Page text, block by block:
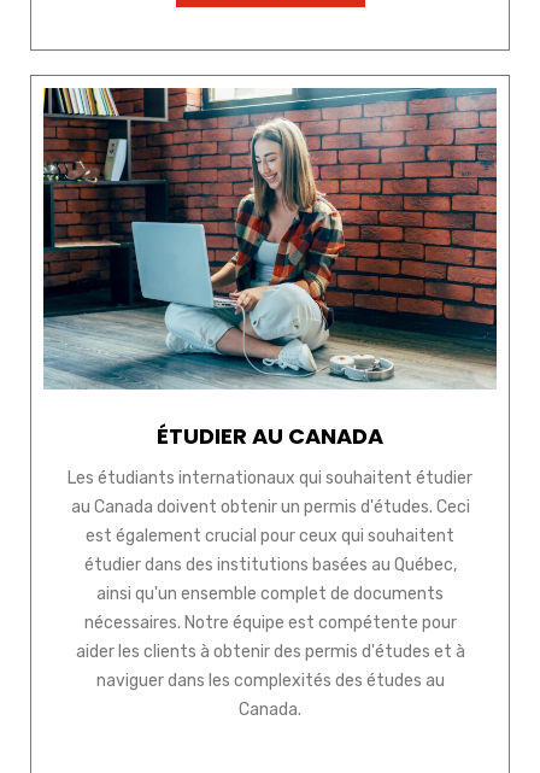
ÉTUDIER AU CANADA
Les étudiants internationaux qui souhaitent étudier
au Canada doivent obtenir un permis d'études. Ceci
est également crucial pour ceux qui souhaitent
étudier dans des institutions basées au Québec,
ainsi qu'un ensemble complet de documents
nécessaires. Notre équipe est compétente pour
aider les clients à obtenir des permis d'études et à
naviguer dans les complexités des études au
Canada.